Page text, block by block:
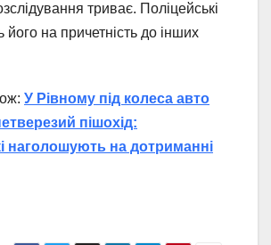
триває. Поліцейські
його на причетність до інших
У Рівному під колеса авто
пішохід:
наголошують на дотриманні